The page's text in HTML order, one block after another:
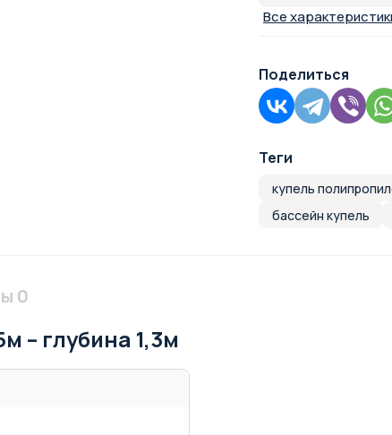
Все
Поделиться
Теги
купель
бассейн купель
0
– глубина 1,3м